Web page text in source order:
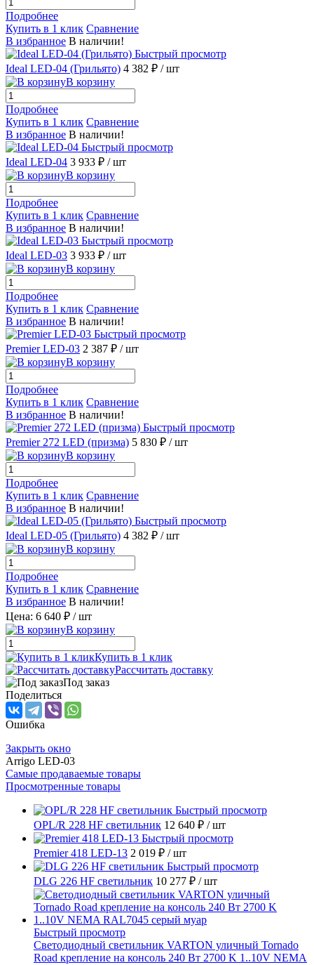
Подробнее
Купить в 1 клик Сравнение
В избранное В наличии!
Быстрый просмотр
Ideal LED-04 (Грильято) 4 382 ₽ / шт
В корзину
Подробнее
Купить в 1 клик Сравнение
В избранное В наличии!
Быстрый просмотр
Ideal LED-04 3 933 ₽ / шт
В корзину
Подробнее
Купить в 1 клик Сравнение
В избранное В наличии!
Быстрый просмотр
Ideal LED-03 3 933 ₽ / шт
В корзину
Подробнее
Купить в 1 клик Сравнение
В избранное В наличии!
Быстрый просмотр
Premier LED-03 2 387 ₽ / шт
В корзину
Подробнее
Купить в 1 клик Сравнение
В избранное В наличии!
Быстрый просмотр
Premier 272 LED (призма) 5 830 ₽ / шт
В корзину
Подробнее
Купить в 1 клик Сравнение
В избранное В наличии!
Быстрый просмотр
Ideal LED-05 (Грильято) 4 382 ₽ / шт
В корзину
Подробнее
Купить в 1 клик Сравнение
В избранное В наличии!
Цена: 6 640 ₽ / шт
В корзину
Купить в 1 клик
Рассчитать доставку
Под заказ
Поделиться
Ошибка
Закрыть окно
Arrigo LED-03
Самые продаваемые товары
Просмотренные товары
Быстрый просмотр
OPL/R 228 HF светильник 12 640 ₽ / шт
Быстрый просмотр
Premier 418 LED-13 2 019 ₽ / шт
Быстрый просмотр
DLG 226 HF светильник 10 277 ₽ / шт
Быстрый просмотр
Светодиодный светильник VARTON уличный Tornado
Road крепление на консоль 240 Вт 2700 K 1..10V NEMA